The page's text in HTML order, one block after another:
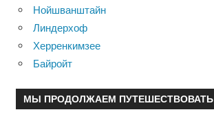
Нойшванштайн
Линдерхоф
Херренкимзее
Байройт
МЫ ПРОДОЛЖАЕМ ПУТЕШЕСТВОВАТЬ